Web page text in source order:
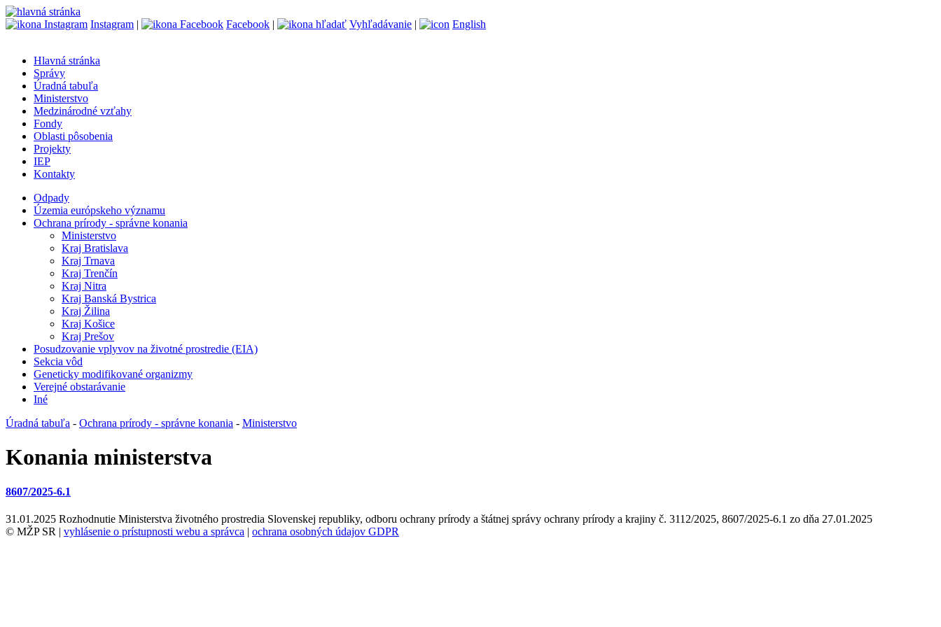
Instagram | Facebook | Vyhľadávanie | English
Hlavná stránka
Správy
Úradná tabuľa
Ministerstvo
Medzinárodné vzťahy
Fondy
Oblasti pôsobenia
Projekty
IEP
Kontakty
Odpady
Územia európskeho významu
Ochrana prírody - správne konania
Ministerstvo
Kraj Bratislava
Kraj Trnava
Kraj Trenčín
Kraj Nitra
Kraj Banská Bystrica
Kraj Žilina
Kraj Košice
Kraj Prešov
Posudzovanie vplyvov na životné prostredie (EIA)
Sekcia vôd
Geneticky modifikované organizmy
Verejné obstarávanie
Iné
Úradná tabuľa - Ochrana prírody - správne konania - Ministerstvo
Konania ministerstva
8607/2025-6.1
31.01.2025 Rozhodnutie Ministerstva životného prostredia Slovenskej republiky, odboru ochrany prírody a štátnej správy ochrany prírody a krajiny č. 3112/2025, 8607/2025-6.1 zo dňa 27.01.2025
© MŽP SR | vyhlásenie o prístupnosti webu a správca | ochrana osobných údajov GDPR